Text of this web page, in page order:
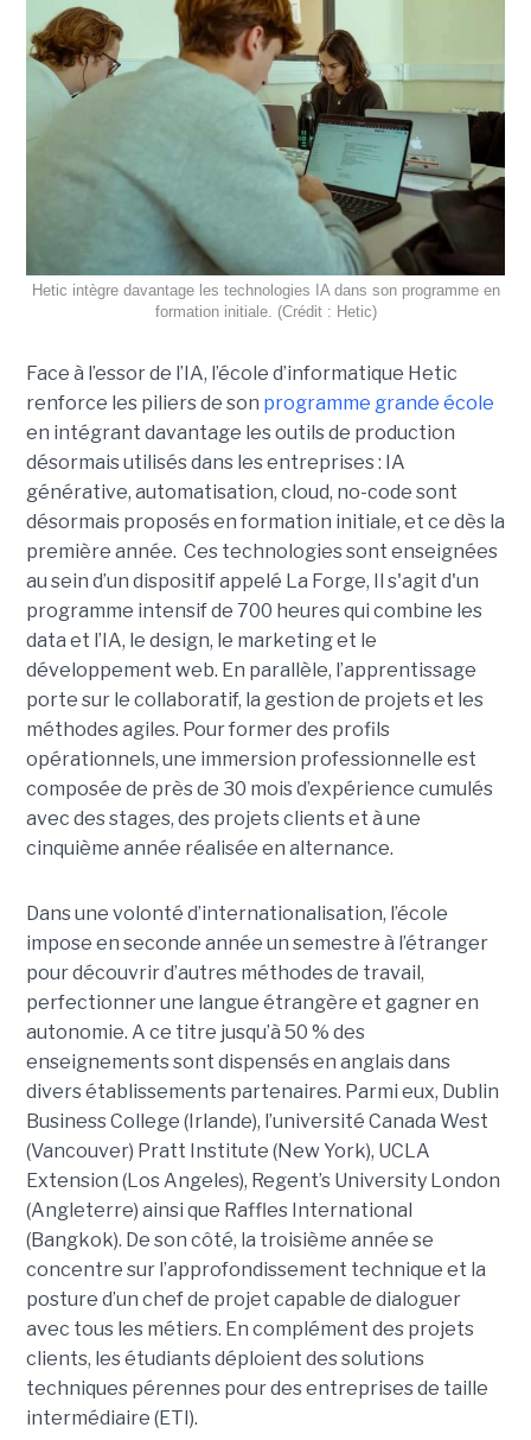
Hetic intègre davantage les technologies IA dans son programme en
formation initiale. (Crédit : Hetic)
Face à l’essor de l’IA, l’école d’informatique Hetic
renforce les piliers de son programme grande école
en intégrant davantage les outils de production
désormais utilisés dans les entreprises : IA
générative, automatisation, cloud, no-code sont
désormais proposés en formation initiale, et ce dès la
première année. Ces technologies sont enseignées
au sein d’un dispositif appelé La Forge, Il s'agit d'un
programme intensif de 700 heures qui combine les
data et l’IA, le design, le marketing et le
développement web. En parallèle, l’apprentissage
porte sur le collaboratif, la gestion de projets et les
méthodes agiles. Pour former des profils
opérationnels, une immersion professionnelle est
composée de près de 30 mois d’expérience cumulés
avec des stages, des projets clients et à une
cinquième année réalisée en alternance.
Dans une volonté d’internationalisation, l’école
impose en seconde année un semestre à l’étranger
pour découvrir d’autres méthodes de travail,
perfectionner une langue étrangère et gagner en
autonomie. A ce titre jusqu’à 50 % des
enseignements sont dispensés en anglais dans
divers établissements partenaires. Parmi eux, Dublin
Business College (Irlande), l’université Canada West
(Vancouver) Pratt Institute (New York), UCLA
Extension (Los Angeles), Regent’s University London
(Angleterre) ainsi que Raffles International
(Bangkok). De son côté, la troisième année se
concentre sur l’approfondissement technique et la
posture d’un chef de projet capable de dialoguer
avec tous les métiers. En complément des projets
clients, les étudiants déploient des solutions
techniques pérennes pour des entreprises de taille
intermédiaire (ETI).